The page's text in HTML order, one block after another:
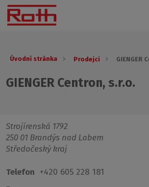
Úvodní stránka Prodejci GIENGER
GIENGER Centron, s.r.o.
Strojírenská 1792
250 01 Brandýs nad Labem
Středočeský kraj
Telefon +420 605 228 181